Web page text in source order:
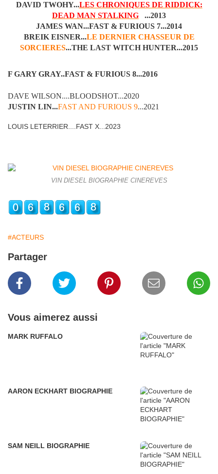
DAVID TWOHY...LES CHRONIQUES DE RIDDICK:
DEAD MAN STALKING ...2013
JAMES WAN...FAST & FURIOUS 7...2014
BREIK EISNER...LE DERNIER CHASSEUR DE
SORCIERES...THE LAST WITCH HUNTER...2015
F GARY GRAY..FAST & FURIOUS 8...2016
DAVE WILSON....BLOODSHOT...2020
JUSTIN LIN...FAST AND FURIOUS 9...2021
LOUIS LETERRIER....FAST X...2023
VIN DIESEL BIOGRAPHIE CINEREVES
#ACTEURS
Partager
Vous aimerez aussi
MARK RUFFALO
AARON ECKHART BIOGRAPHIE
SAM NEILL BIOGRAPHIE